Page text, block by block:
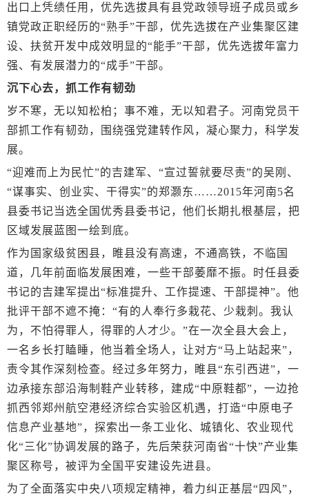
出口上凭绩任用，优先选拔具有县党政领导班子成员或乡
镇党政正职经历的“熟手”干部，优先选拔在产业集聚区建
设、扶贫开发中成效明显的“能手”干部，优先选拔年富力
强、有发展潜力的“成手”干部。
沉下心去，抓工作有韧劲
岁不寒，无以知松柏；事不难，无以知君子。河南党员干
部抓工作有韧劲，围绕强党建转作风，凝心聚力，科学发
展。
“迎难而上为民忙”的吉建军、“宣过誓就要尽责”的吴刚、
“谋事实、创业实、干得实”的郑灏东……2015年河南5名
县委书记当选全国优秀县委书记，他们长期扎根基层，把
区域发展蓝图一绘到底。
作为国家级贫困县，睢县没有高速，不通高铁，不临国
道，几年前面临发展困难，一些干部萎靡不振。时任县委
书记的吉建军提出“标准提升、工作提速、干部提神”。他
批评干部不遮不掩：“有的人奉行多栽花、少栽刺。我认
为，不怕得罪人，得罪的人才少。”在一次全县大会上，
一名乡长打瞌睡，他当着全场人，让对方“马上站起来”，
责令其作深刻检查。经过多年努力，睢县“东引西进”，一
边承接东部沿海制鞋产业转移，建成“中原鞋都”，一边抢
抓西邻郑州航空港经济综合实验区机遇，打造“中原电子
信息产业基地”，探索出一条工业化、城镇化、农业现代
化“三化”协调发展的路子，先后荣获河南省“十快”产业集
聚区称号，被评为全国平安建设先进县。
为了全面落实中央八项规定精神，着力纠正基层“四风”，